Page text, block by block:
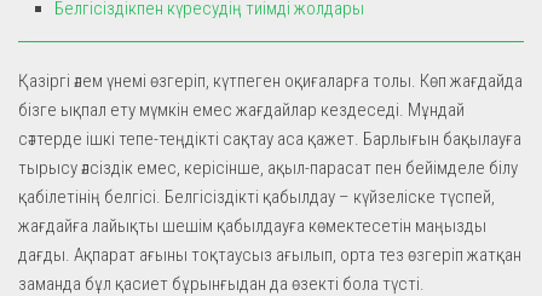
Белгісіздікпен күресудің тиімді жолдары
Қазіргі әлем үнемі өзгеріп, күтпеген оқиғаларға толы. Көп жағдайда
бізге ықпал ету мүмкін емес жағдайлар кездеседі. Мұндай
сәттерде ішкі тепе-теңдікті сақтау аса қажет. Барлығын бақылауға
тырысу әлсіздік емес, керісінше, ақыл-парасат пен бейімделе білу
қабілетінің белгісі. Белгісіздікті қабылдау – күйзеліске түспей,
жағдайға лайықты шешім қабылдауға көмектесетін маңызды
дағды. Ақпарат ағыны тоқтаусыз ағылып, орта тез өзгеріп жатқан
заманда бұл қасиет бұрынғыдан да өзекті бола түсті.